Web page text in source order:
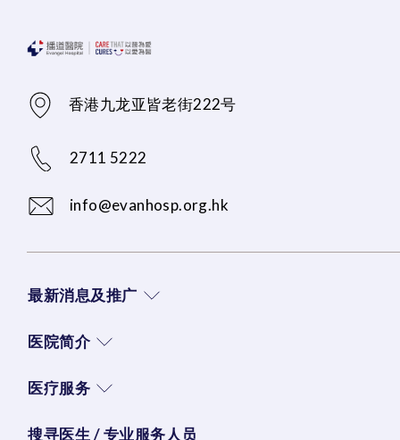
香港九龙亚皆老街222号
2711 5222
info@evanhosp.org.hk
最新消息及推广
医院简介
医疗服务
搜寻医生 / 专业服务人员